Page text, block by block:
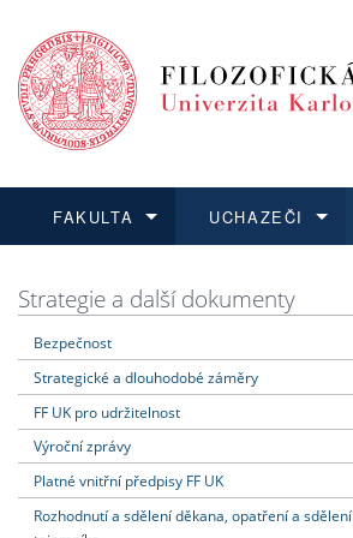
FAKULTA
Dozvědět se více
UCHAZEČI
Podat přihlášku
Dozvědět se více
Dozvědět se více
Dozvědět se více
Strategie a další dokumenty
Bezpečnost
Strategické a dlouhodobé záměry
FF UK pro udržitelnost
Výroční zprávy
Platné vnitřní předpisy FF UK
Rozhodnutí a sdělení děkana, opatření a sdělení